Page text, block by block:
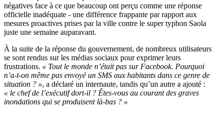
négatives face à ce que beaucoup ont perçu comme une réponse
officielle inadéquate - une différence frappante par rapport aux
mesures proactives prises par la ville contre le super typhon Saola
juste une semaine auparavant.
À la suite de la réponse du gouvernement, de nombreux utilisateurs
se sont rendus sur les médias sociaux pour exprimer leurs
frustrations. « Tout le monde n’était pas sur Facebook. Pourquoi
n’a-t-on même pas envoyé un SMS aux habitants dans ce genre de
situation ? », a déclaré un internaute, tandis qu’un autre a ajouté :
« le chef de l’exécutif dort-il ? Êtes-vous au courant des graves
inondations qui se produisent là-bas ? »